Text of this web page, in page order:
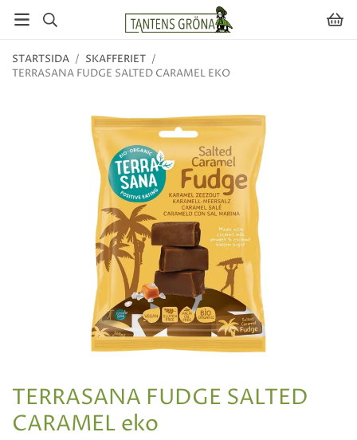
STARTSIDA / SKAFFERIET /
TERRASANA FUDGE SALTED CARAMEL EKO
TERRASANA FUDGE SALTED
CARAMEL eko